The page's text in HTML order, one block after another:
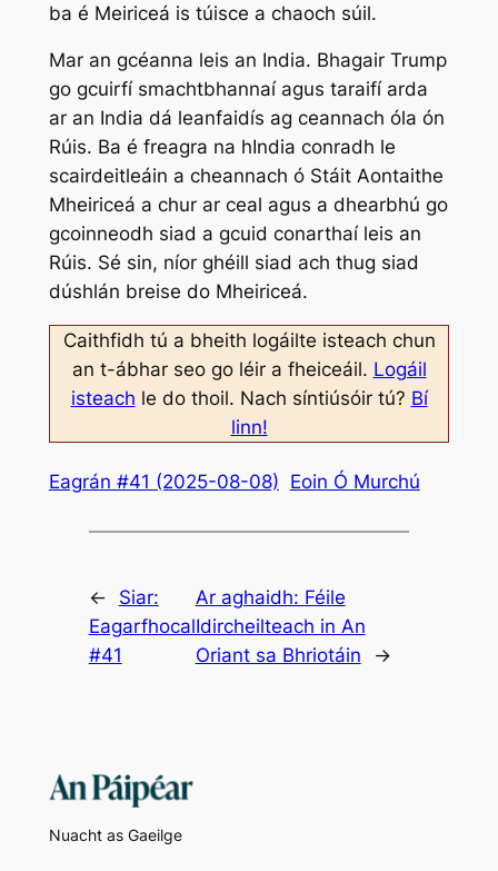
ba é Meiriceá is túisce a chaoch súil.
Mar an gcéanna leis an India. Bhagair Trump
go gcuirfí smachtbhannaí agus taraifí arda
ar an India dá leanfaidís ag ceannach óla ón
Rúis. Ba é freagra na hIndia conradh le
scairdeitleáin a cheannach ó Stáit Aontaithe
Mheiriceá a chur ar ceal agus a dhearbhú go
gcoinneodh siad a gcuid conarthaí leis an
Rúis. Sé sin, níor ghéill siad ach thug siad
dúshlán breise do Mheiriceá.
Caithfidh tú a bheith logáilte isteach chun
an t-ábhar seo go léir a fheiceáil. Logáil
isteach le do thoil. Nach síntiúsóir tú? Bí
linn!
Eagrán #41 (2025-08-08) Eoin Ó Murchú
←
Siar:
Eagarfhocal
#41
Ar aghaidh: Féile
Idircheilteach in An
Oriant sa Bhriotáin
→
Nuacht as Gaeilge